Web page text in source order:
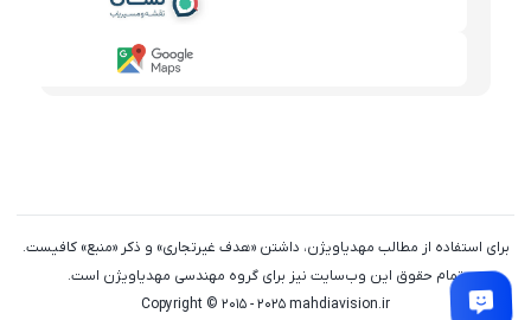
برای استفاده از مطالب مهدیاویژن، داشتن «هدف غیرتجاری» و ذکر «منبع» کافیست.
تمام حقوق اين وب‌سايت نیز برای گروه مهندسی مهدیاویژن است.
Copyright © 2015 - 2025 mahdiavision.ir